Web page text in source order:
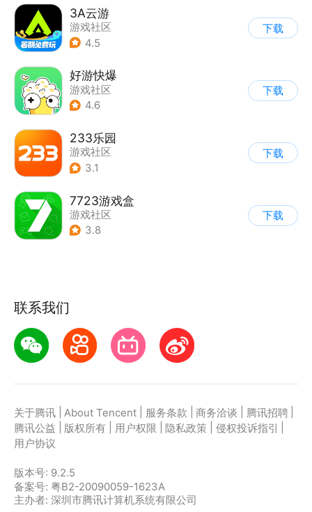
3A云游
游戏社区
4.5
下载
好游快爆
游戏社区
4.6
下载
233乐园
游戏社区
3.1
下载
7723游戏盒
游戏社区
3.8
下载
联系我们
关于腾讯 About Tencent 服务条款 商务洽谈 腾讯招聘
腾讯公益
版权所有 用户权限 隐私政策 侵权投诉指引
用户协议
版本号: 9.2.5
备案号: 粤B2-20090059-1623A
主办者: 深圳市腾讯计算机系统有限公司